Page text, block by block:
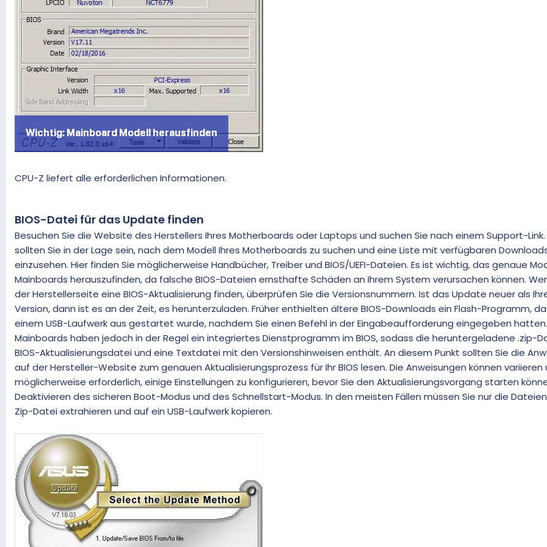
CPU-Z liefert alle erforderlichen Informationen.
BIOS-Datei für das Update finden
Besuchen Sie die Website des Herstellers Ihres Motherboards oder Laptops und suchen Sie nach einem Support-
sollten Sie in der Lage sein, nach dem Modell Ihres Motherboards zu suchen und eine Liste mit verfügbaren
einzusehen. Hier finden Sie möglicherweise Handbücher, Treiber und BIOS/UEFI-Dateien. Es ist wichtig, das genaue
Mainboards herauszufinden, da falsche BIOS-Dateien ernsthafte Schäden an Ihrem System verursachen können.
der Herstellerseite eine BIOS-Aktualisierung finden, überprüfen Sie die Versionsnummern. Ist das Update neuer als
Version, dann ist es an der Zeit, es herunterzuladen. Früher enthielten ältere BIOS-Downloads ein Flash-Programm,
einem USB-Laufwerk aus gestartet wurde, nachdem Sie einen Befehl in der Eingabeaufforderung eingegeben
Mainboards haben jedoch in der Regel ein integriertes Dienstprogramm im BIOS, sodass die heruntergeladene .zip-
BIOS-Aktualisierungsdatei und eine Textdatei mit den Versionshinweisen enthält. An diesem Punkt sollten Sie die
auf der Hersteller-Website zum genauen Aktualisierungsprozess für Ihr BIOS lesen. Die Anweisungen können variieren
möglicherweise erforderlich, einige Einstellungen zu konfigurieren, bevor Sie den Aktualisierungsvorgang starten
Deaktivieren des sicheren Boot-Modus und des Schnellstart-Modus. In den meisten Fällen müssen Sie nur die
Zip-Datei extrahieren und auf ein USB-Laufwerk kopieren.